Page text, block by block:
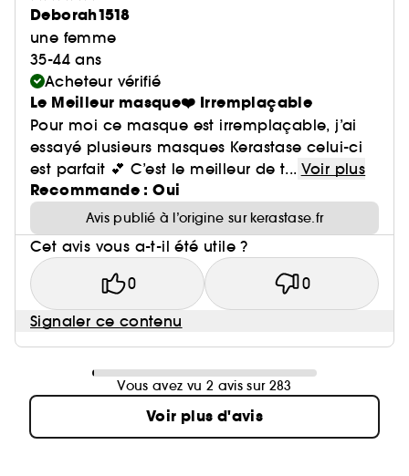
Deborah1518
une femme
35-44 ans
Acheteur vérifié
Le Meilleur masque❤️ Irremplaçable
Pour moi ce masque est irremplaçable, j’ai
essayé plusieurs masques Kerastase celui-ci
est parfait 💕 C’est le meilleur de t... Voir plus
Recommande : Oui
Avis publié à l’origine sur kerastase.fr
Cet avis vous a-t-il été utile ?
0 0
Signaler ce contenu
Vous avez vu 2 avis sur 283
Voir plus d'avis